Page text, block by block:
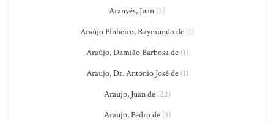
Aranyés, Juan (2)
Araújo Pinheiro, Raymundo de (1)
Araújo, Damião Barbosa de(1)
Araujo, Dr. Antonio José de(1)
Araujo, Juan de(22)
Araujo, Pedro de(3)